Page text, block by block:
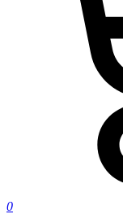
0